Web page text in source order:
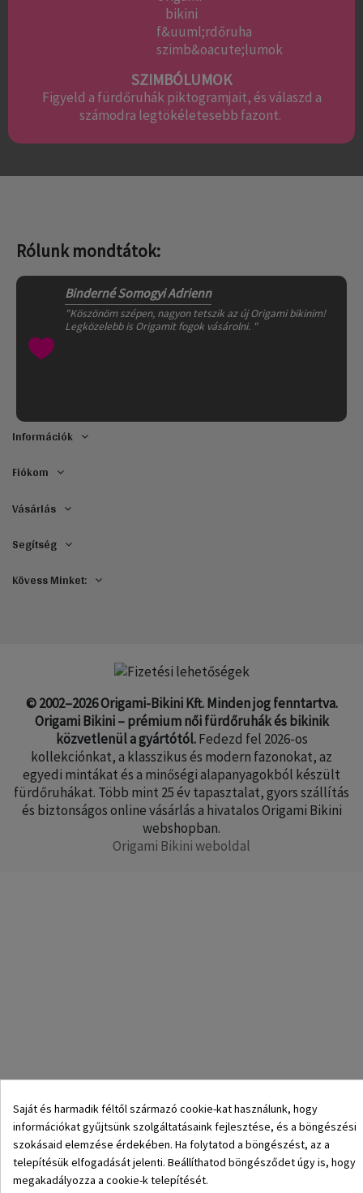
SZIMBÓLUMOK
Figyeld a fürdőruhák piktogramjait, és válaszd a
számodra legtökéletesebb fazont.
Rólunk mondtátok:
Binderné Somogyi Adrienn
"Köszönöm szépen, nagyon tetszik az új Origami bikinim!
Legközelebb is Origamit fogok vásárolni. "
Információk
Fiókom
Vásárlás
Segítség
Kövess Minket:
© 2002–2026 Origami-Bikini Kft. Minden jog fenntartva.
Origami Bikini – prémium női fürdőruhák és bikinik
közvetlenül a gyártótól.Fedezd fel 2026-os
kollekciónkat, a klasszikus és modern fazonokat, az
egyedi mintákat és a minőségi alapanyagokból készült
fürdőruhákat. Több mint 25 év tapasztalat, gyors szállítás
és biztonságos online vásárlás a hivatalos Origami Bikini
webshopban.
Origami Bikini weboldal
Saját és harmadik féltől származó cookie-kat használunk, hogy
információkat gyűjtsünk szolgáltatásaink fejlesztése, és a böngészési
szokásaid elemzése érdekében. Ha folytatod a böngészést, az a
telepítésük elfogadását jelenti. Beállíthatod böngésződet úgy is, hogy
megakadályozza a cookie-k telepítését.